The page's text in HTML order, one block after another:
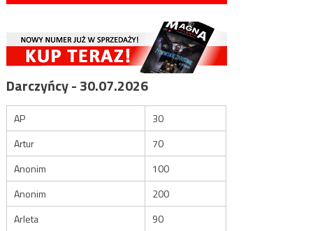
Darczyńcy - 30.07.2026
AP
30
Artur
70
Anonim
100
Anonim
200
Arleta
90